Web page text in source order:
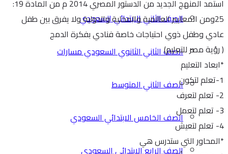
الصف الثاني الابتدائي السعودي
الصف الثاني الثانوي السعودي مسارات
الصف الثاني المتوسط
الصف الخامس الابتدائي السعودي
الصف الرابع الابتدائي السعودي
استمد المنهج الجديد من الدستور المصري 2014 م من المادة 19:
25ومن المعايير العالمية والمحلية والدولية ولا يفرق بين طفل
عادي وطفل ذوي احتياجات خاصة فنادي بفكرة الدمج
( رؤية مصر للتعليم)
*ابعاد التعليم
1-تعلم لتكون
2- تعلم لتعرف
3- تعلم لتعمل
4- تعلم لتعيش
*المحاور التي ستدرس هي